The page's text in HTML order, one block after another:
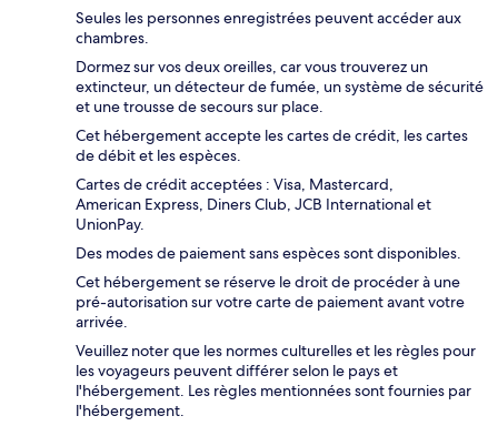
Seules les personnes enregistrées peuvent accéder aux
chambres.
Dormez sur vos deux oreilles, car vous trouverez un
extincteur, un détecteur de fumée, un système de sécurité
et une trousse de secours sur place.
Cet hébergement accepte les cartes de crédit, les cartes
de débit et les espèces.
Cartes de crédit acceptées : Visa, Mastercard,
American Express, Diners Club, JCB International et
UnionPay.
Des modes de paiement sans espèces sont disponibles.
Cet hébergement se réserve le droit de procéder à une
pré-autorisation sur votre carte de paiement avant votre
arrivée.
Veuillez noter que les normes culturelles et les règles pour
les voyageurs peuvent différer selon le pays et
l'hébergement. Les règles mentionnées sont fournies par
l'hébergement.